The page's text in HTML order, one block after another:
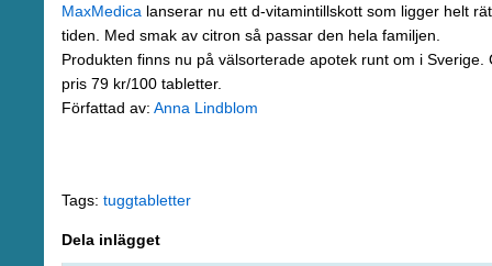
MaxMedica lanserar nu ett d-vitamintillskott som ligger helt
tiden. Med smak av citron så passar den hela familjen.
Produkten finns nu på välsorterade apotek runt om i Sverige.
pris 79 kr/100 tabletter.
Författad av: Anna Lindblom
Tags: tuggtabletter
Dela inlägget